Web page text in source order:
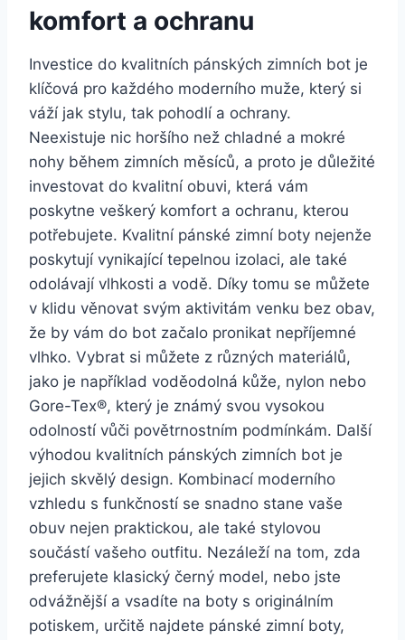
komfort a ochranu
Investice do ​kvalitních pánských zimních bot je
klíčová pro ⁢každého moderního muže, ⁤který‍ si
‍váží jak stylu, tak pohodlí a ochrany.
Neexistuje nic horšího než chladné a mokré
nohy během zimních měsíců, a proto⁢ je⁢ důležité
investovat do ‌kvalitní obuvi, která vám
poskytne veškerý komfort ⁣a ochranu, kterou
potřebujete. Kvalitní pánské zimní boty nejenže⁣
poskytují vynikající tepelnou izolaci, ale také
‍odolávají ‍vlhkosti a vodě. Díky‌ tomu se⁣ můžete​
v klidu věnovat svým aktivitám venku bez obav,‌
že by vám do bot⁣ začalo ​pronikat nepříjemné
vlhko. Vybrat si můžete z různých materiálů,
jako je například voděodolná kůže, nylon nebo
⁣Gore-Tex®,‍ který je známý ⁣svou vysokou​
odolností⁢ vůči povětrnostním podmínkám. Další
výhodou kvalitních ⁤pánských zimních bot je
⁤jejich⁤ skvělý design. Kombinací moderního
vzhledu s funkčností‍ se snadno stane vaše
obuv nejen ⁣praktickou, ⁣ale také ⁤stylovou
součástí vašeho outfitu. ⁢Nezáleží na tom, zda
preferujete klasický černý model, nebo jste
⁤odvážnější​ a vsadíte na boty s⁤ originálním
potiskem, určitě najdete pánské zimní boty,